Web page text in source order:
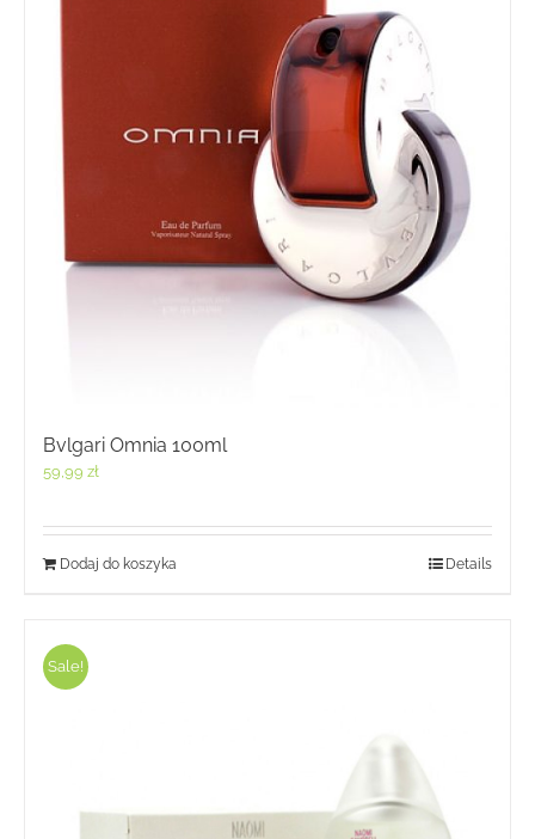
Bvlgari Omnia 100ml
59,99 zł
Dodaj do koszyka Details
Sale!